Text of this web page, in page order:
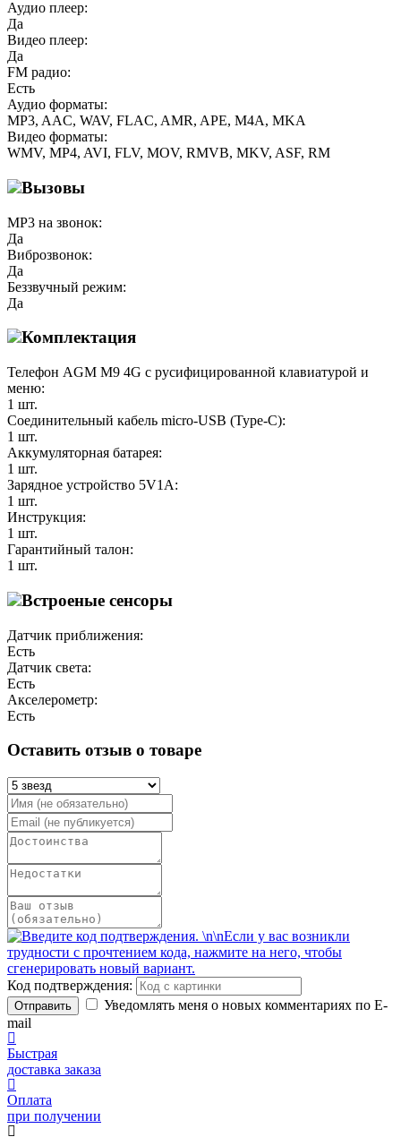
Аудио плеер:
Да
Видео плеер:
Да
FM радио:
Есть
Аудио форматы:
MP3, AAC, WAV, FLAC, AMR, APE, M4A, MKA
Видео форматы:
WMV, MP4, AVI, FLV, MOV, RMVB, MKV, ASF, RM
Вызовы
MP3 на звонок:
Да
Виброзвонок:
Да
Беззвучный режим:
Да
Комплектация
Телефон AGM M9 4G с русифицированной клавиатурой и
меню:
1 шт.
Соединительный кабель micro-USB (Type-C):
1 шт.
Аккумуляторная батарея:
1 шт.
Зарядное устройство 5V1A:
1 шт.
Инструкция:
1 шт.
Гарантийный талон:
1 шт.
Встроеные сенсоры
Датчик приближения:
Есть
Датчик света:
Есть
Акселерометр:
Есть
Оставить отзыв о товаре
Код подтверждения:
Отправить
Уведомлять меня о новых комментариях по E-
mail
Быстрая
доставка заказа
Оплата
при получении